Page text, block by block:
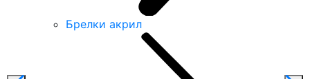
Брелки акрил